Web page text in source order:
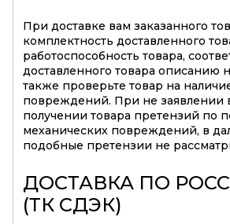
При доставке вам заказанного
комплектность доставленного
работоспособность товара,
доставленного товара описанию
также проверьте товар на
повреждений. При не заявлении
получении товара претензий по
механических повреждений, в
подобные претензии не
ДОСТАВКА ПО
(ТК СДЭК)